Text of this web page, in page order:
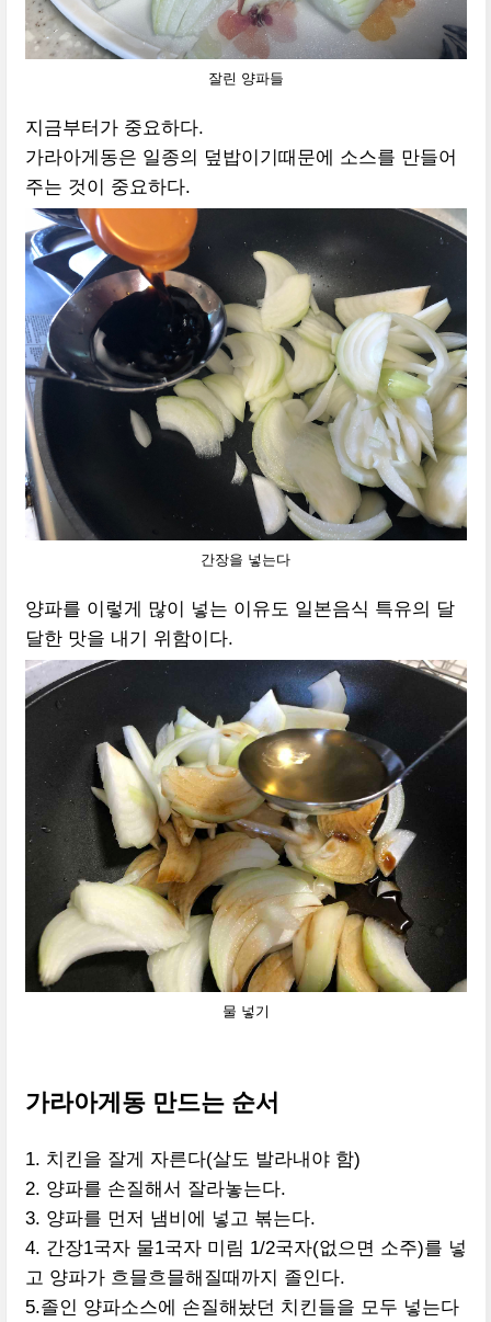
잘린 양파들
지금부터가 중요하다.
가라아게동은 일종의 덮밥이기때문에 소스를 만들어
주는 것이 중요하다.
간장을 넣는다
양파를 이렇게 많이 넣는 이유도 일본음식 특유의 달
달한 맛을 내기 위함이다.
물 넣기
가라아게동 만드는 순서
1. 치킨을 잘게 자른다(살도 발라내야 함)
2. 양파를 손질해서 잘라놓는다.
3. 양파를 먼저 냄비에 넣고 볶는다.
4. 간장1국자 물1국자 미림 1/2국자(없으면 소주)를 넣
고 양파가 흐믈흐믈해질때까지 졸인다.
5.졸인 양파소스에 손질해놨던 치킨들을 모두 넣는다